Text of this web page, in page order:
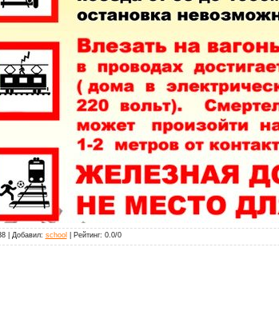
| Добавил: school Рейтинг: 0.0/0